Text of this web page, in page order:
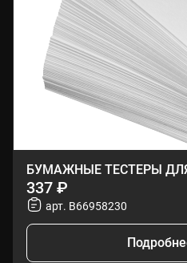
БУМАЖНЫЕ ТЕСТЕРЫ
337 ₽
арт. B66958230